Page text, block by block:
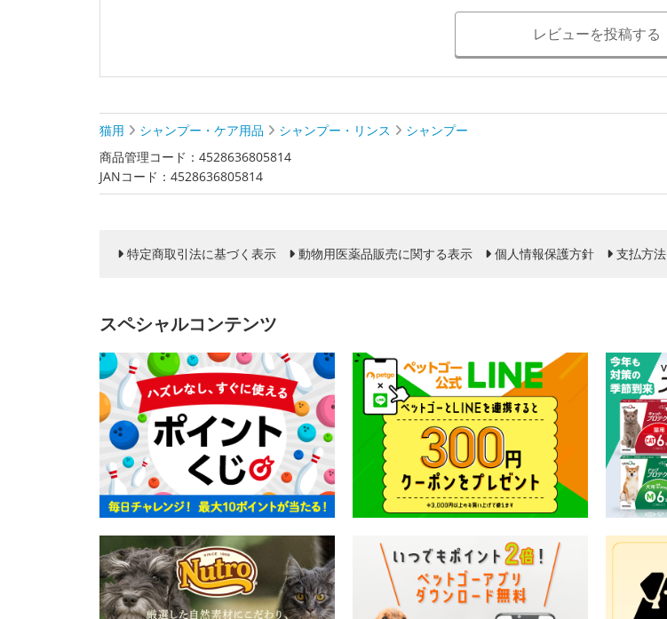
レビューを投稿する
猫用 シャンプー・ケア用品 シャンプー・リンス
シャンプー
商品管理コード：4528636805814
JANコード：4528636805814
特定商取引法に基づく表示 動物用医薬品販売に関する表示 個人情報保護方針 支払方法
スペシャルコンテンツ